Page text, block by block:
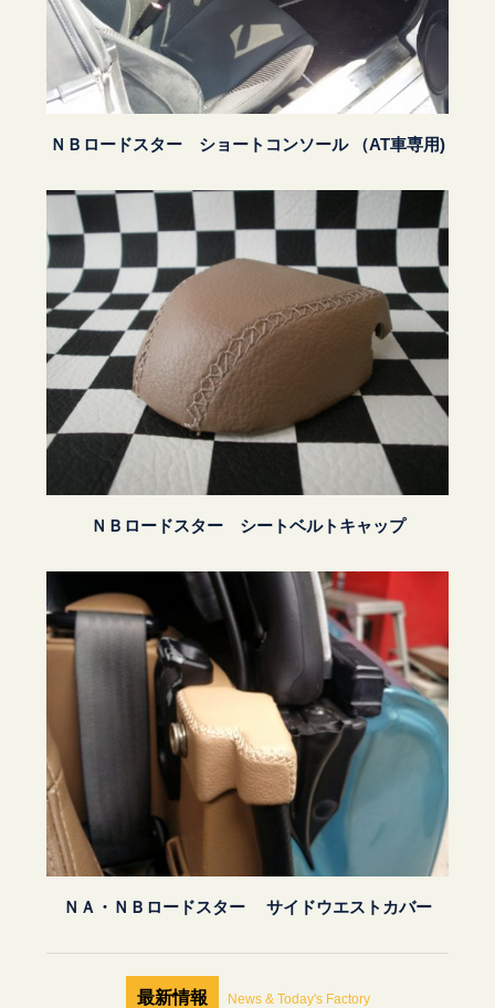
ＮＢロードスター ショートコンソール （AT車専用)
ＮＢロードスター シートベルトキャップ
ＮＡ・ＮＢロードスター サイドウエストカバー
最新情報 News & Today's Factory